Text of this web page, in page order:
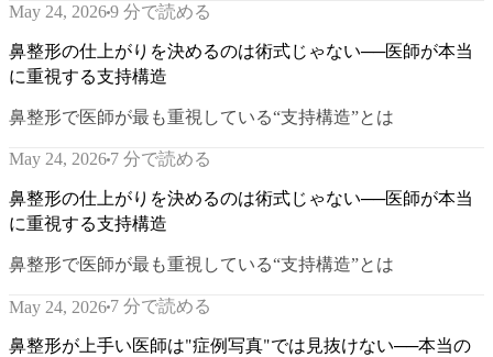
May 24, 20269 分で読める
鼻整形の仕上がりを決めるのは術式じゃない──医師が本当
に重視する支持構造
鼻整形で医師が最も重視している“支持構造”とは
May 24, 2026 7 分で読める
鼻整形の仕上がりを決めるのは術式じゃない──医師が本当
に重視する支持構造
鼻整形で医師が最も重視している“支持構造”とは
May 24, 2026 7 分で読める
鼻整形が上手い医師は"症例写真"では見抜けない──本当の